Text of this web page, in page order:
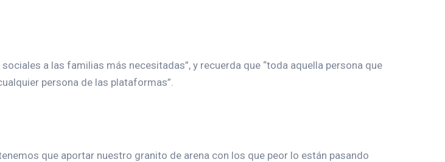
a las familias más necesitadas”, y recuerda que “toda aquella persona que
persona de las plataformas”.
que aportar nuestro granito de arena con los que peor lo están pasando